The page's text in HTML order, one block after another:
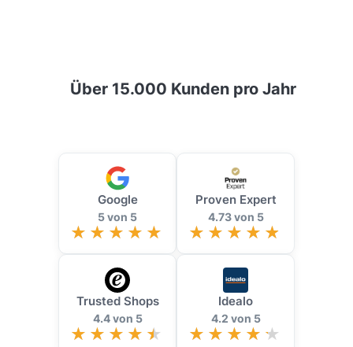
Über 15.000 Kunden pro Jahr
Google
5 von 5
Proven Expert
4.73 von 5
Trusted Shops
4.4 von 5
Idealo
4.2 von 5